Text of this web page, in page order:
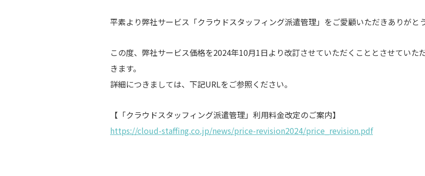
平素より弊社サービス「クラウドスタッフィング派遣管理」をご愛顧いただきありがと
この度、弊社サービス価格を2024年10月1日より改訂させていただくこととさせていた
きます。
詳細につきましては、下記URLをご参照ください。
【「クラウドスタッフィング派遣管理」利用料金改定のご案内】
https://cloud-staffing.co.jp/news/price-revision2024/price_revision.pdf